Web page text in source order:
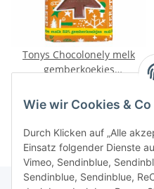
Tonys Chocolonely melk
gemberkoekjes
Tafel)
Wie wir Cookies &
Durch Klicken auf „Alle
Einsatz folgender Dienste
Vimeo, Sendinblue,
Sendinblue, Sendinblue,